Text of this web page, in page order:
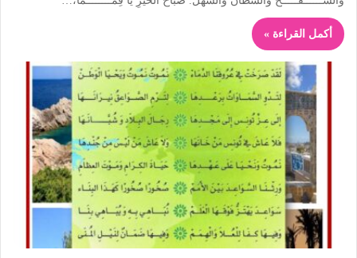
أكمل القراءة »